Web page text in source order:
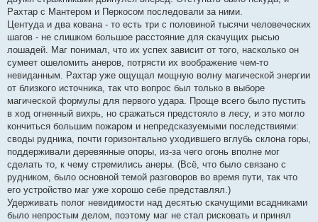
Рахтар с Мантером и Перкосом последовали за ними.
Центуда и два кована - то есть три с половиной тысячи человеческих
шагов - не слишком большое расстояние для скачущих рысью
лошадей. Маг понимал, что их успех зависит от того, насколько он
сумеет ошеломить анеров, потрясти их воображение чем-то
невиданным. Рахтар уже ощущал мощную волну магической энергии
от близкого источника, так что вопрос был только в выборе
магической формулы для первого удара. Проще всего было пустить
в ход огненный вихрь, но сражаться предстояло в лесу, и это могло
кончиться большим пожаром и непредсказуемыми последствиями:
своды рудника, почти горизонтально уходившего вглубь склона горы,
поддерживали деревянные опоры, из-за чего огонь вполне мог
сделать то, к чему стремились анеры. (Всё, что было связано с
рудником, было основной темой разговоров во время пути, так что
его устройство маг уже хорошо себе представлял.)
Удерживать полог невидимости над десятью скачущими всадниками
было непростым делом, поэтому маг не стал рисковать и принял